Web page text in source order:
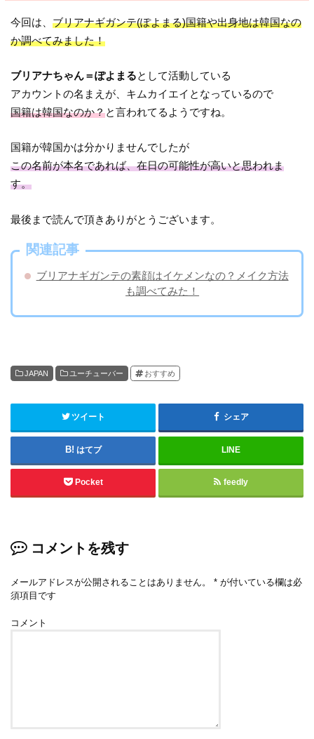
今回は、ブリアナギガンテ(ぽよまる)国籍や出身地は韓国なの
か調べてみました！
ブリアナちゃん＝ぽよまるとして活動している
アカウントの名まえが、キムカイエイとなっているので
国籍は韓国なのか？と言われてるようですね。
国籍が韓国かは分かりませんでしたが
この名前が本名であれば、在日の可能性が高いと思われま
す。
最後まで読んで頂きありがとうございます。
関連記事
ブリアナギガンテの素顔はイケメンなの？メイク方法
も調べてみた！
JAPAN ユーチューバー おすすめ
ツイート シェア
はてブ LINE
Pocket feedly
コメントを残す
メールアドレスが公開されることはありません。 * が付いている欄は必
須項目です
コメント